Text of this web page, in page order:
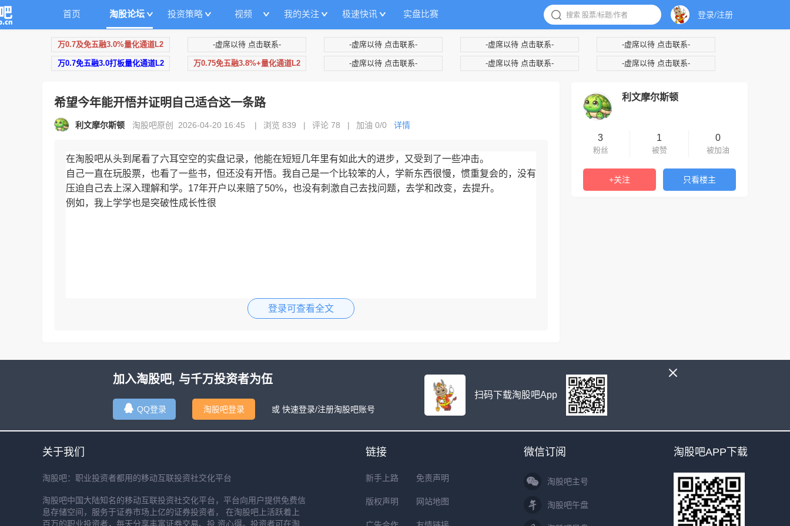
首页 淘股论坛 投资策略 视频 我的关注 极速快讯 实盘比赛 登录/注册
利文摩尔斯顿
3
粉丝
1
被赞
0
被加油
+关注 只看楼主
万0.7及免五融3.0%量化通道L2 -虚席以待 点击联系- -虚席以待 点击联系- -虚席以待 点击联系- -虚席以待 点击联系-
万0.7免五融3.0打板量化通道L2 万0.75免五融3.8%+量化通道L2 -虚席以待 点击联系- -虚席以待 点击联系- -虚席以待 点击联系-
希望今年能开悟并证明自己适合这一条路
利文摩尔斯顿 淘股吧原创 2026-04-20 16:45 | 浏览 839 | 评论 78 | 加油 0/0 详情
在淘股吧从头到尾看了六耳空空的实盘记录，他能在短短几年里有如此大的进步，又受到了一些冲击。
自己一直在玩股票，也看了一些书，但还没有开悟。我自己是一个比较笨的人，学新东西很慢，惯重复会的，没有
压迫自己去上深入理解和学。17年开户以来赔了50%，也没有刺激自己去找问题，去学和改变，去提升。
例如，我上学学也是突破性成长性很
登录可查看全文
加入淘股吧, 与千万投资者为伍
QQ登录 淘股吧登录 或 快速登录/注册淘股吧账号
扫码下载淘股吧App
关于我们
淘股吧：职业投资者都用的移动互联投资社交化平台
淘股吧中国大陆知名的移动互联投资社交化平台，平台向用户提供免费信
息存储空间，服务于证券市场上亿的证券投资者， 在淘股吧上活跃着上
百万的职业投资者，每天分享丰富证券交易、投 资心得。投资者可在淘
链接
新手上路 免责声明
版权声明 网站地图
微信订阅
淘股吧主号
淘股吧午盘
淘股吧APP下载